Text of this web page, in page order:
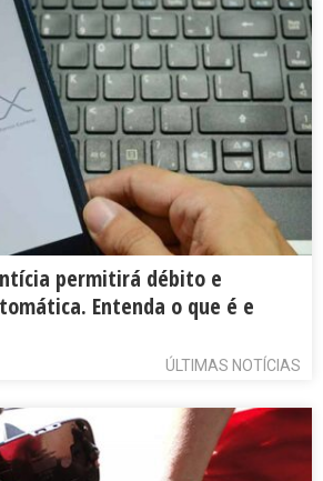
permitirá débito e
Entenda o que é e
ÚLTIMAS NOTÍCIAS